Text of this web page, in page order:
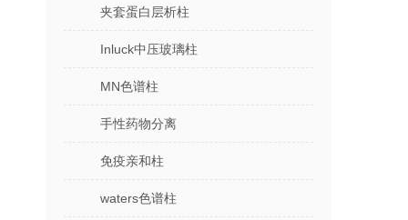
夹套蛋白层析柱
Inluck中压玻璃柱
MN色谱柱
手性药物分离
免疫亲和柱
waters色谱柱